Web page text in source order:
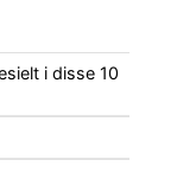
i disse 10